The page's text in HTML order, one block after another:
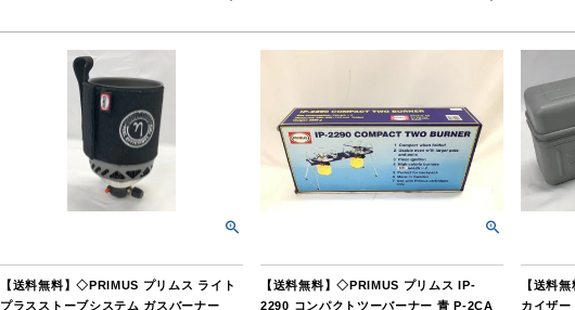
【送料無料】◇PRIMUS プリムス ライト
プラスストーブシステム ガスバーナー
【送料無料】◇PRIMUS プリムス IP-
2290 コンパクトツーバーナー 青 P-2CA
【送料
カイザ